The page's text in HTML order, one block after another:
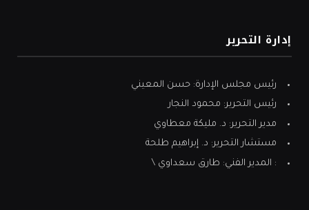
إدارة التحرير
رئيس مجلس الإدارة: حسن المعيني
رئيس التحرير: محمود النجار
مدير التحرير: د. مليكة معطاوي
مستشار التحرير: د. إبراهيم طلحة
: المدير الفني: طارق سعداوي \